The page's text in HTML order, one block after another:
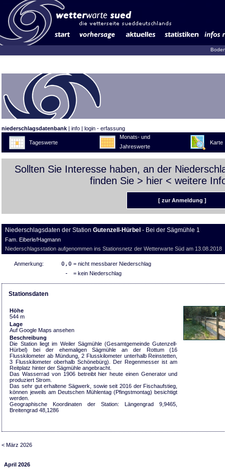
niederschlagsdatenbank | info | login - erfassung
Tageswerte
Monats- und
Jahreswerte
Karte
Sollten Sie Interesse haben, an der
finden Sie > hier < weitere
[ zur Anmeldung ]
Niederschlagsdaten der Station Gutenzell-Hürbel - Bei der Sägmühle 1
Fam. Eiberle/Hagmann
Niederschlagsstation aufgenommen ins Stationsnetz der Wetterwarte Süd am 13.08.2018
Anmerkung: 0,0 = nicht messbarer Niederschlag
- = kein Niederschlag
Stationsdaten
Höhe
544 m
Lage
Auf Google Maps ansehen
Beschreibung
Die Station liegt im Weiler Sägmühle (Gesamtgemeinde Gutenzell-
Hürbel) bei der ehemaligen Sägmühle an der Rottum (16
Flusskilometer ab Mündung, 2 Flusskilometer unterhalb Reinstetten,
3 Flusskilometer oberhalb Schönebürg). Der Regenmesser ist am
Reitplatz hinter der Sägmühle angebracht.
Das Wasserrad von 1906 betreibt hier heute einen Generator und
produziert Strom.
Das sehr gut erhaltene Sägwerk, sowie seit 2016 der Fischaufstieg,
können jeweils am Deutschen Mühlentag (Pfingstmontag) besichtigt
werden.
Geographische Koordinaten der Station: Längengrad 9,9465,
Breitengrad 48,1286
< März 2026
April 2026